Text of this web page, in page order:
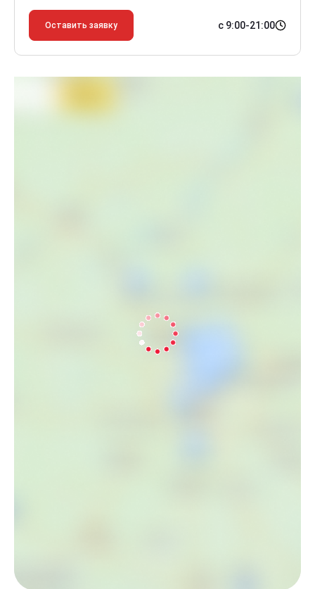
Оставить заявку с 9:00-21:00